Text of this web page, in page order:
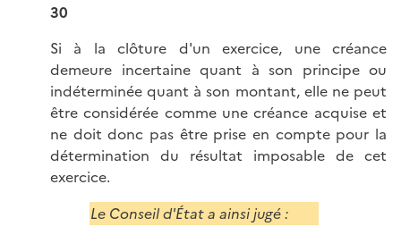
30
Si à la clôture d'un exercice, une créance
demeure incertaine quant à son principe ou
indéterminée quant à son montant, elle ne peut
être considérée comme une créance acquise et
ne doit donc pas être prise en compte pour la
détermination du résultat imposable de cet
exercice.
Le Conseil d'État a ainsi jugé :